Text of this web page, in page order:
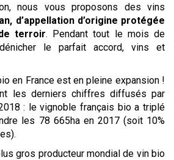
nous vous proposons des vins
d’appellation d’origine protégée
terroir. Pendant tout le mois de
le parfait accord, vins et
en France est en pleine expansion !
les derniers chiffres diffusés par
: le vignoble français bio a triplé
les 78 665ha en 2017 (soit 10%
gros producteur mondial de vin bio